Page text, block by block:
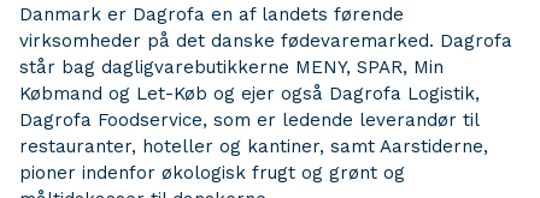
Danmark er Dagrofa en af landets førende
virksomheder på det danske fødevaremarked. Dagrofa
står bag dagligvarebutikkerne MENY, SPAR, Min
Købmand og Let-Køb og ejer også Dagrofa Logistik,
Dagrofa Foodservice, som er ledende leverandør til
restauranter, hoteller og kantiner, samt Aarstiderne,
pioner indenfor økologisk frugt og grønt og